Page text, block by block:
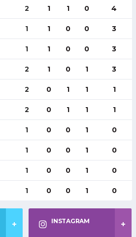
2 1 1 0 4
1 1 0 0 3
1 1 0 0 3
2 1 0 1 3
2 0 1 1 1
2 0 1 1 1
1 0 0 1 0
1 0 0 1 0
1 0 0 1 0
1 0 0 1 0
INSTAGRAM